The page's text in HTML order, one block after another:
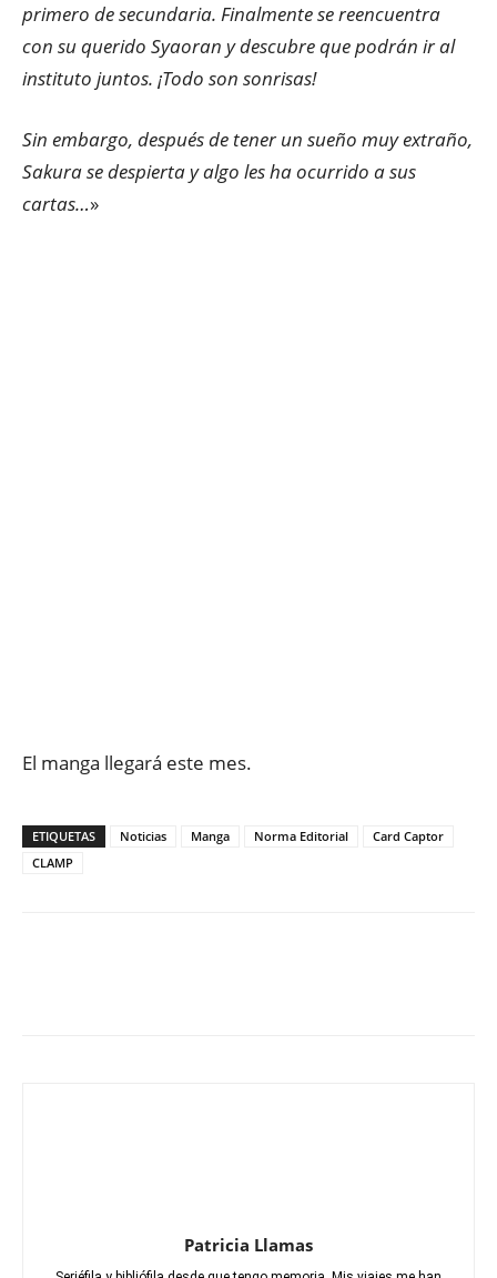
primero de secundaria. Finalmente se reencuentra
con su querido Syaoran y descubre que podrán ir al
instituto juntos. ¡Todo son sonrisas!
Sin embargo, después de tener un sueño muy extraño,
Sakura se despierta y algo les ha ocurrido a sus
cartas…»
El manga llegará este mes.
ETIQUETAS Noticias Manga Norma Editorial
Card Captor
CLAMP
Patricia Llamas